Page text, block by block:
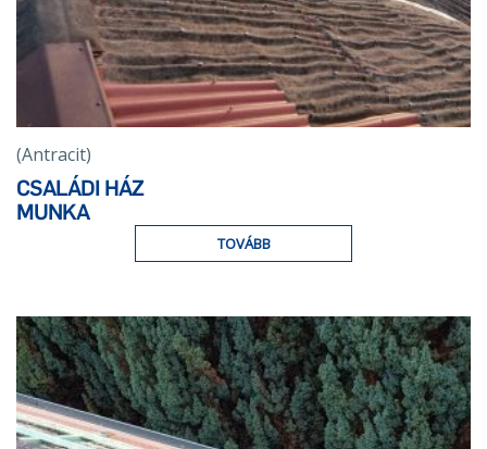
(Antracit)
CSALÁDI HÁZ
MUNKA
TOVÁBB